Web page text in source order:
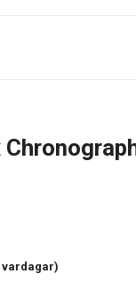
vardagar)